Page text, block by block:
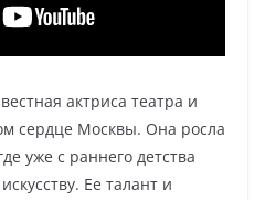
актриса театра и
сердце Москвы. Она росла
уже с раннего детства
Ее талант и